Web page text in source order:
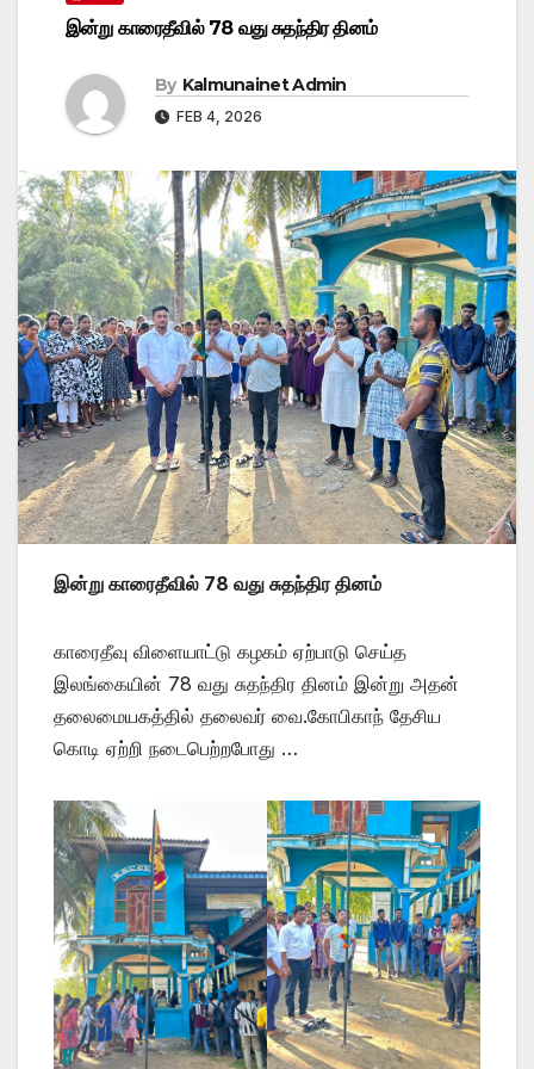
இன்று காரைதீவில் 78 வது சுதந்திர தினம்
By Kalmunainet Admin
FEB 4, 2026
இன்று காரைதீவில் 78 வது சுதந்திர தினம்
காரைதீவு விளையாட்டு கழகம் ஏற்பாடு செய்த
இலங்கையின் 78 வது சுதந்திர தினம் இன்று அதன்
தலைமையகத்தில் தலைவர் வை.கோபிகாந் தேசிய
கொடி ஏற்றி நடைபெற்றபோது …